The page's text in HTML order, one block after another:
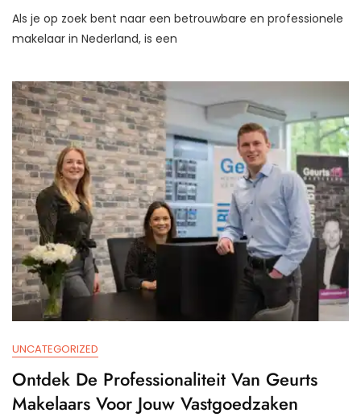
De
Jouw
Als je op zoek bent naar een betrouwbare en professionele
makelaar in Nederland, is een
UNCATEGORIZED
Ontdek De Professionaliteit Van Geurts
Makelaars Voor Jouw Vastgoedzaken